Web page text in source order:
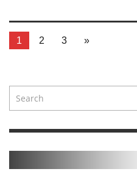
1 2 3 »